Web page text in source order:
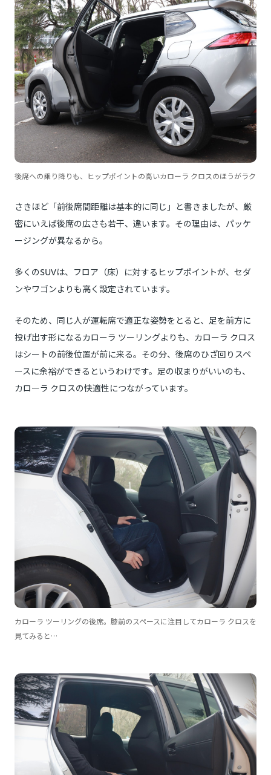
後席への乗り降りも、ヒップポイントの高いカローラ クロスのほうがラク
さきほど「前後席間距離は基本的に同じ」と書きましたが、厳
密にいえば後席の広さも若干、違います。その理由は、パッケ
ージングが異なるから。
多くのSUVは、フロア（床）に対するヒップポイントが、セダ
ンやワゴンよりも高く設定されています。
そのため、同じ人が運転席で適正な姿勢をとると、足を前方に
投げ出す形になるカローラ ツーリングよりも、カローラ クロス
はシートの前後位置が前に来る。その分、後席のひざ回りスペ
ースに余裕ができるというわけです。足の収まりがいいのも、
カローラ クロスの快適性につながっています。
カローラ ツーリングの後席。膝前のスペースに注目してカローラ クロスを
見てみると…